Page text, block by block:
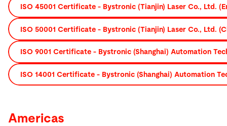
ISO 45001 Certificate - Bystronic (Tianjin) Laser Co., Ltd.
ISO 50001 Certificate - Bystronic (Tianjin) Laser Co., Ltd.
ISO 9001 Certificate - Bystronic (Shanghai) Automation
ISO 14001 Certificate - Bystronic (Shanghai) Automation
Americas